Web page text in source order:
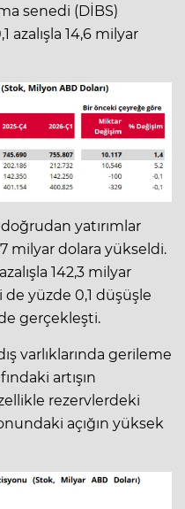
senedi (DİBS)
14,6 milyar
yatırımlar
milyar dolara yükseldi.
142,3 milyar
de yüzde 0,1 düşüşle
gerçekleşti.
varlıklarında gerileme
artışın
rezervlerdeki
açığın yüksek